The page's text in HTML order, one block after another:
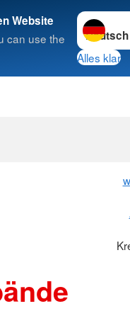
Website
can use the
Sprache
Alles klar
Suche